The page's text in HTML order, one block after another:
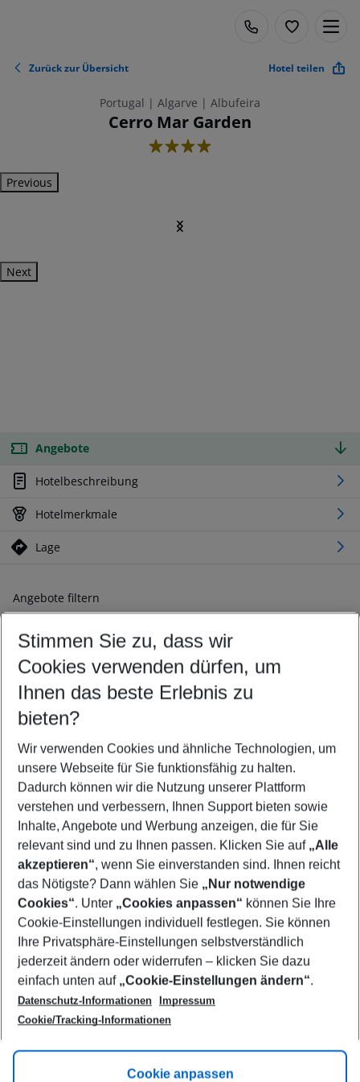
Zurück zur Übersicht Hotel teilen
Portugal | Algarve | Albufeira
Cerro Mar Garden
4
Previous
Next
Angebote
Hotelbeschreibung
Hotelmerkmale
Lage
Angebote filtern
Ändern Sie Ihre Kriterien nach Ihren Wünschen
Abflughafen wählen
Beliebiger Abflughafen
Reisezeitraum wählen
10.08.26– 08.08.27 5-8 Nächte
2 Erwachsene Keine Kinder
Mehr Filter anzeigen
Footer
Footer navigation
Über uns
AGB
Cookie-Einstellungen ändern
Cookie-Richtlinie
Datenschutz
Service & Hilfe
Barrierefreies Reisen
Check-in
Flugbeschränkungen
Folgen Sie uns
Stimmen Sie zu, dass wir
Cookies verwenden dürfen, um
Ihnen das beste Erlebnis zu
bieten?
Wir verwenden Cookies und ähnliche Technologien, um
unsere Webseite für Sie funktionsfähig zu halten.
Dadurch können wir die Nutzung unserer Plattform
verstehen und verbessern, Ihnen Support bieten sowie
Inhalte, Angebote und Werbung anzeigen, die für Sie
relevant sind und zu Ihnen passen. Klicken Sie auf „Alle
akzeptieren“, wenn Sie einverstanden sind. Ihnen reicht
das Nötigste? Dann wählen Sie „Nur notwendige
Cookies“. Unter „Cookies anpassen“ können Sie Ihre
Cookie-Einstellungen individuell festlegen. Sie können
Ihre Privatsphäre-Einstellungen selbstverständlich
jederzeit ändern oder widerrufen – klicken Sie dazu
einfach unten auf „Cookie-Einstellungen ändern“.
Datenschutz-Informationen
Impressum
Cookie/Tracking-Informationen
Cookie anpassen